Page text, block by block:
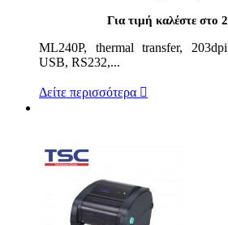
Για τιμή καλέστε στο
ML240P, thermal transfer,
USB, RS232,...
Δείτε περισσότερα 